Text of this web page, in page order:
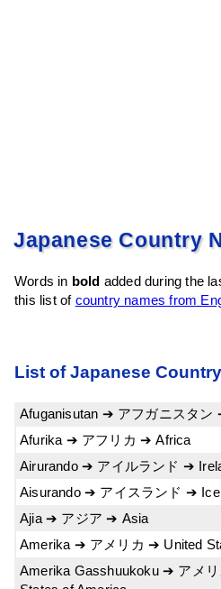
Japanese Country
Words in bold added during the
this list of country names from
List of Japanese
Afuganisutan ➔ アフガニスタン
Afurika ➔ アフリカ ➔ Africa
Airurando ➔ アイルランド ➔
Aisurando ➔ アイスランド ➔
Ajia ➔ アジア ➔ Asia
Amerika ➔ アメリカ ➔ United
Amerika Gasshuukoku ➔ アメ